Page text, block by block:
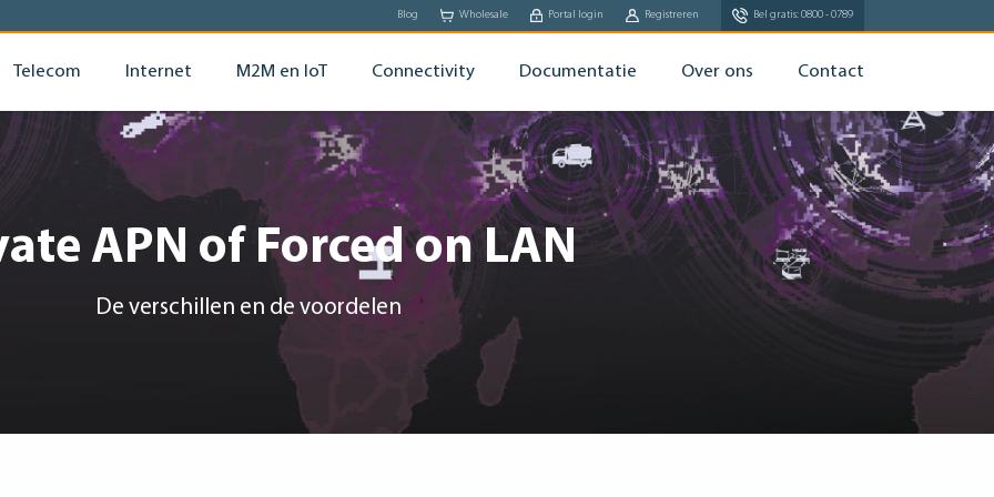
Blog Wholesale Portal login Registreren Bel gratis: 0800 - 0789
Telecom Internet M2M en IoT Connectivity Documentatie Over ons Contact
APN of Forced on LAN
De verschillen en de voordelen